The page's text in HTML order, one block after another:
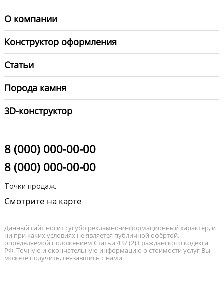
О компании
Конструктор оформления
Статьи
Порода камня
3D-конструктор
8 (000) 000-00-00
8 (000) 000-00-00
Точки продаж:
Смотрите на карте
Данный сайт носит сугубо рекламно-информационный характер, и
ни при каких условиях не является публичной офёртой,
определяемой положением Статьи 437 (2) Гражданского кодекса
РФ. Точную и окончательную информацию о стоимости услуг Вы
можете получить, связавшись с нами.